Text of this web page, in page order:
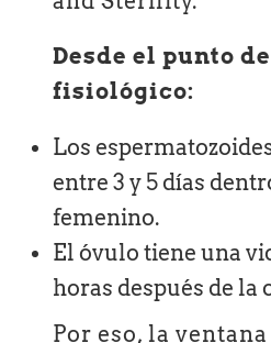
Desde el punto
fisiológico:
Los
entre 3 y 5 días
femenino.
El óvulo tiene una
horas después de la
Por eso, la